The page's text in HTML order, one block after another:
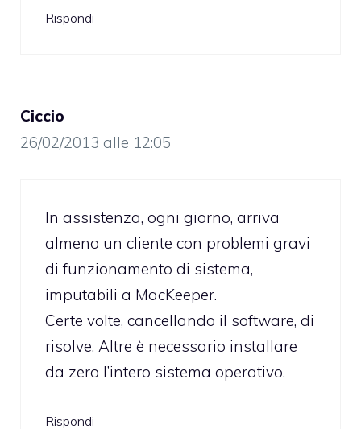
Rispondi
Ciccio
26/02/2013 alle 12:05
In assistenza, ogni giorno, arriva
almeno un cliente con problemi gravi
di funzionamento di sistema,
imputabili a MacKeeper.
Certe volte, cancellando il software, di
risolve. Altre è necessario installare
da zero l’intero sistema operativo.
Rispondi